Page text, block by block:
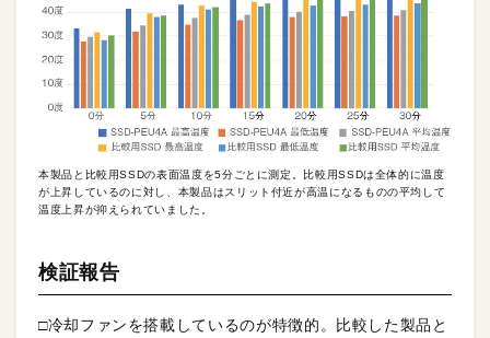
本製品と比較用SSDの表面温度を5分ごとに測定。比較用SSDは全体的に温度
が上昇しているのに対し、本製品はスリット付近が高温になるものの平均して
温度上昇が抑えられていました。
検証報告
□冷却ファンを搭載しているのが特徴的。比較した製品と